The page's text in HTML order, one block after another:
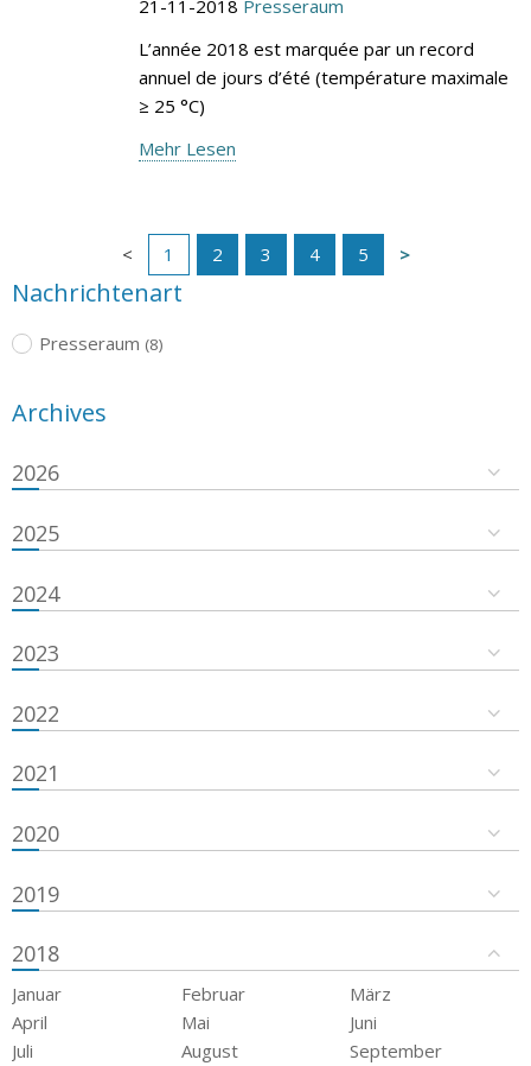
21-11-2018 Presseraum
L’année 2018 est marquée par un record
annuel de jours d’été (température maximale
≥ 25 °C)
Mehr Lesen
1 2 3 4 5
Nachrichtenart
Presseraum (8)
Archives
2026
2025
2024
2023
2022
2021
2020
2019
2018
Januar Februar
März
April
Mai
Juni
Juli
August
September